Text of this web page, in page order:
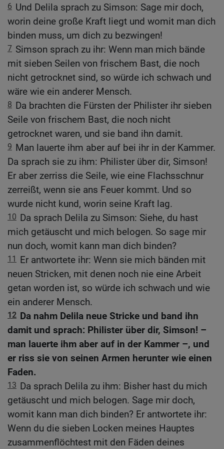
6 Und Delila sprach zu Simson: Sage mir doch,
worin deine große Kraft liegt und womit man dich
binden muss, um dich zu bezwingen!
7 Simson sprach zu ihr: Wenn man mich bände
mit sieben Seilen von frischem Bast, die noch
nicht getrocknet sind, so würde ich schwach und
wäre wie ein anderer Mensch.
8 Da brachten die Fürsten der Philister ihr sieben
Seile von frischem Bast, die noch nicht
getrocknet waren, und sie band ihn damit.
9 Man lauerte ihm aber auf bei ihr in der Kammer.
Da sprach sie zu ihm: Philister über dir, Simson!
Er aber zerriss die Seile, wie eine Flachsschnur
zerreißt, wenn sie ans Feuer kommt. Und so
wurde nicht kund, worin seine Kraft lag.
10 Da sprach Delila zu Simson: Siehe, du hast
mich getäuscht und mich belogen. So sage mir
nun doch, womit kann man dich binden?
11
Er antwortete ihr: Wenn sie mich bänden mit
neuen Stricken, mit denen noch nie eine Arbeit
getan worden ist, so würde ich schwach und wie
ein anderer Mensch.
12 Da nahm Delila neue Stricke und band ihn
damit und sprach: Philister über dir, Simson! –
man lauerte ihm aber auf in der Kammer –, und
er riss sie von seinen Armen herunter wie einen
Faden.
13 Da sprach Delila zu ihm: Bisher hast du mich
getäuscht und mich belogen. Sage mir doch,
womit kann man dich binden? Er antwortete ihr:
Wenn du die sieben Locken meines Hauptes
zusammenflöchtest mit den Fäden deines